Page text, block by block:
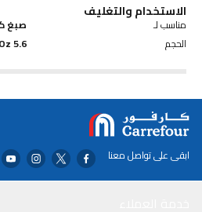
الاستخدام والتغليف
مناسب لـ
صبغ
الحجم
5.6 Oz
ابقى على تواصل معنا